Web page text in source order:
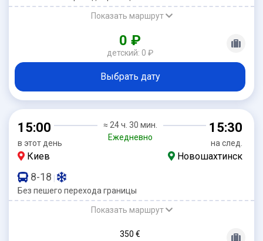
Показать маршрут
0 ₽
детский: 0 ₽
Выбрать дату
15:00
в этот день
≈ 24 ч. 30 мин.
Ежедневно
15:30
на след.
Киев Новошахтинск
8-18 |
Без пешего перехода границы
Показать маршрут
350 €